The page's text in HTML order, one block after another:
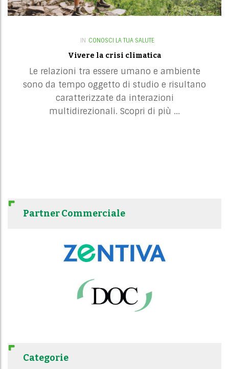
IN CONOSCI LA TUA SALUTE
Vivere la crisi climatica
Le relazioni tra essere umano e ambiente
sono da tempo oggetto di studio e risultano
caratterizzate da interazioni
multidirezionali. Scopri di più ...
Partner Commerciale
Categorie